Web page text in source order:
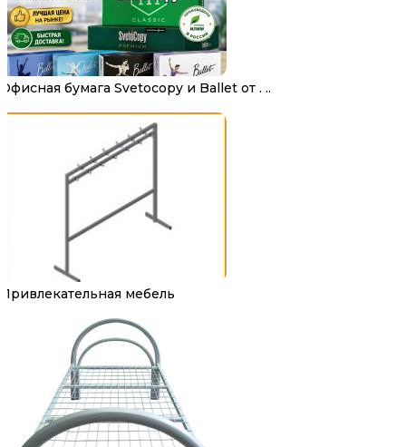
Офисная бумага Svetocopy и Ballet от . ..
Привлекательная мебель